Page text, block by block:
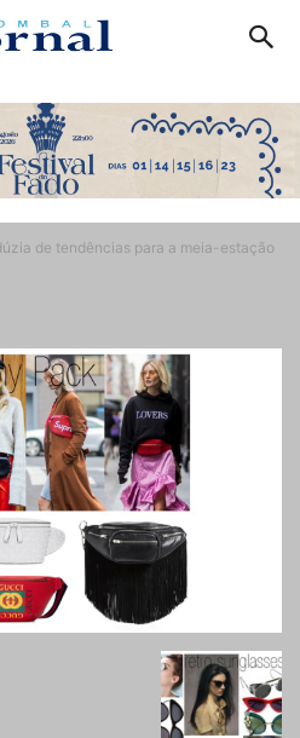
de tendências para a meia-estação